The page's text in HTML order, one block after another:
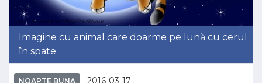
Imagine cu animal care doarme pe lună cu cerul
în spate
NOAPTE BUNA 2016-03-17